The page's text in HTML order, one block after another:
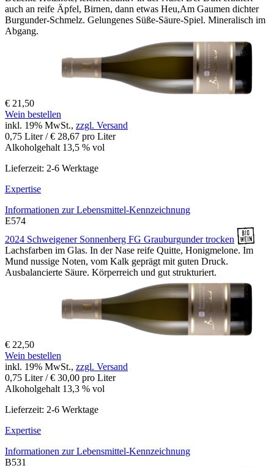
auch an reife Äpfel, Birnen, dann etwas Heu,Am Gaumen dichter
Burgunder-Schmelz. Gelungenes Süße-Säure-Spiel. Mineralisch im
Abgang.
€ 21,50
Wein bestellen
inkl. 19% MwSt., zzgl. Versand
0,75 Liter / € 28,67 pro Liter
Alkoholgehalt 13,5 % vol
Lieferzeit: 2-6 Werktage
Expertise
Informationen zurLebensmittel-Kennzeichnung
E574
2024 Schweigener Sonnenberg FG Grauburgunder trocken
Lachsfarben im Glas. In der Nase reife Quitte, Honigmelone. Im
Mund nussige Noten, vom Kalk geprägt mit guten Druck.
Ausbalancierte Säure. Körperreich und gut strukturiert.
€ 22,50
Wein bestellen
inkl. 19% MwSt., zzgl. Versand
0,75 Liter / € 30,00 pro Liter
Alkoholgehalt 13,3 % vol
Lieferzeit: 2-6 Werktage
Expertise
Informationen zurLebensmittel-Kennzeichnung
B531